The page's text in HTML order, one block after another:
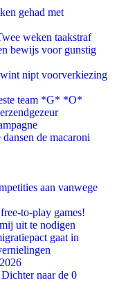
gehad met
weken taakstraf
bewijs voor gunstig
nipt voorverkiezing
team *G* *O*
de macaroni
aan vanwege
to-play games!
uit te nodigen
gaat in
naar de 0